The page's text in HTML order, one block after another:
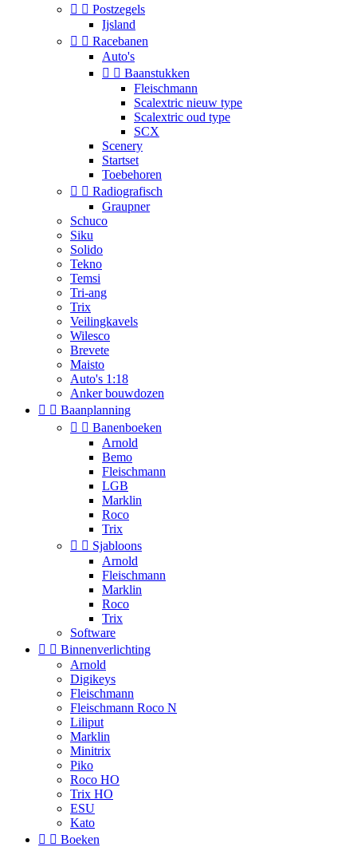
  Postzegels
Ijsland
  Racebanen
Auto's
  Baanstukken
Fleischmann
Scalextric nieuw type
Scalextric oud type
SCX
Scenery
Startset
Toebehoren
  Radiografisch
Graupner
Schuco
Siku
Solido
Tekno
Temsi
Tri-ang
Trix
Veilingkavels
Wilesco
Brevete
Maisto
Auto's 1:18
Anker bouwdozen
  Baanplanning
  Banenboeken
Arnold
Bemo
Fleischmann
LGB
Marklin
Roco
Trix
  Sjabloons
Arnold
Fleischmann
Marklin
Roco
Trix
Software
  Binnenverlichting
Arnold
Digikeys
Fleischmann
Fleischmann Roco N
Liliput
Marklin
Minitrix
Piko
Roco HO
Trix HO
ESU
Kato
  Boeken